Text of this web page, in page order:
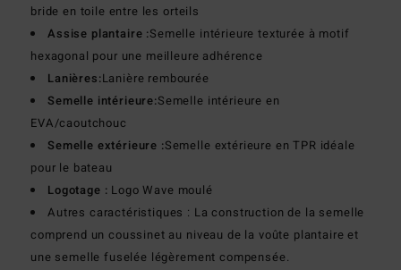
bride en toile entre les orteils
Assise plantaire :Semelle intérieure texturée à motif
hexagonal pour une meilleure adhérence
Lanières:Lanière rembourée
Semelle intérieure:Semelle intérieure en
EVA/caoutchouc
Semelle extérieure :Semelle extérieure en TPR idéale
pour le bateau
Logotage : Logo Wave moulé
Autres caractéristiques : La construction de la semelle
comprend un coussinet au niveau de la voûte plantaire et
une semelle fuselée légèrement compensée.